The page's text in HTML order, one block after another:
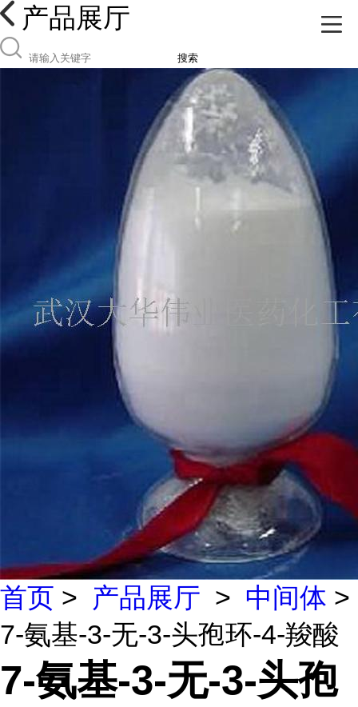
产品展厅
搜索
首页 > 产品展厅 > 中间体 >
7-氨基-3-无-3-头孢环-4-羧酸
7-氨基-3-无-3-头孢